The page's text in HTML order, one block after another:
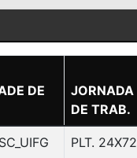
DE
JORNADA
DE TRAB.
PLT. 24X72